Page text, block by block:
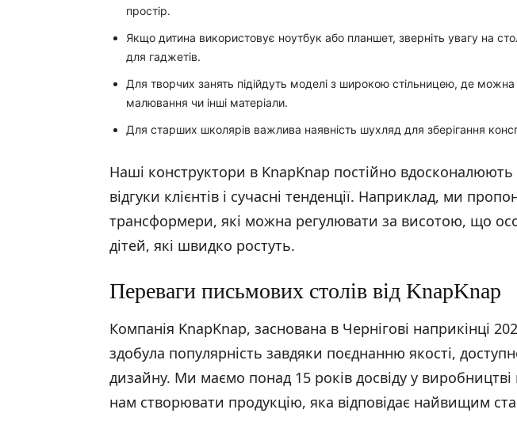
простір.
Якщо дитина використовує ноутбук або планшет, зверніть увагу на
для гаджетів.
Для творчих занять підійдуть моделі з широкою стільницею, де
малювання чи інші матеріали.
Для старших школярів важлива наявність шухляд для зберігання
Наші конструктори в KnapKnap постійно
відгуки клієнтів і сучасні тенденції. Наприклад, ми
трансформери, які можна регулювати за висотою, що
дітей, які швидко ростуть.
Переваги письмових столів від KnapKnap
Компанія KnapKnap, заснована в Чернігові наприкінці
здобула популярність завдяки поєднанню якості,
дизайну. Ми маємо понад 15 років досвіду у
нам створювати продукцію, яка відповідає найвищим